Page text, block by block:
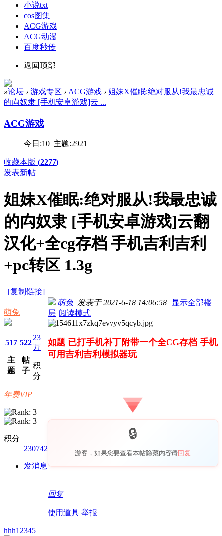
小说txt
cos图集
ACG游戏
ACG动漫
百度秒传
返回顶部
»论坛 › 游戏专区 › ACG游戏 › 姐妹X催眠:绝对服从!我最忠诚
的禸奴隶 [手机安卓游戏]云 ...
ACG游戏
今日:10| 主题:2921
收藏本版 (2277)
发表新帖
姐妹X催眠:绝对服从!我最忠诚
的禸奴隶 [手机安卓游戏]云翻
汉化+全cg存档 手机吉利吉利
+pc转区 1.3g
[复制链接]
萌兔
517
主
题
522
帖
子
23
万
积
分
年费VIP
积分
230742
发消息
萌兔 发表于 2021-6-18 14:06:58 | 显示全部楼
层 |阅读模式
如题 已打手机补丁附带一个全CG存档 手机
可用吉利吉利模拟器玩
游客，如果您要查看本帖隐藏内容请回复
回复
使用道具 举报
hhh12345